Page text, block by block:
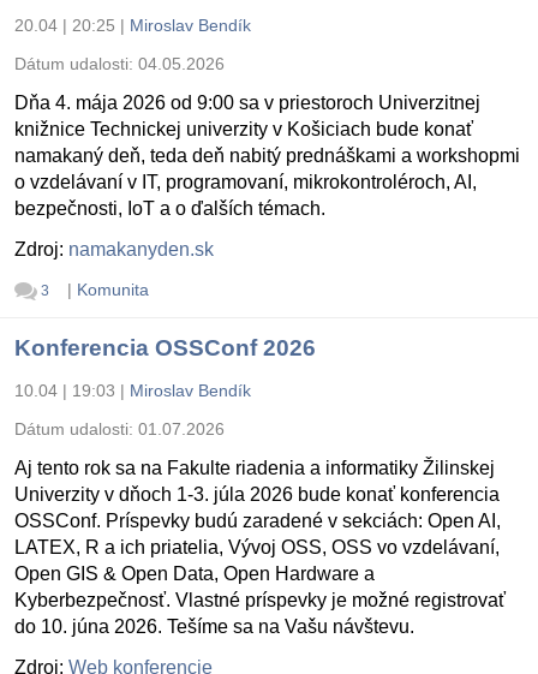
20.04 | 20:25 | Miroslav Bendík
Dátum udalosti: 04.05.2026
Dňa 4. mája 2026 od 9:00 sa v priestoroch Univerzitnej
knižnice Technickej univerzity v Košiciach bude konať
namakaný deň, teda deň nabitý prednáškami a workshopmi
o vzdelávaní v IT, programovaní, mikrokontroléroch, AI,
bezpečnosti, IoT a o ďalších témach.
Zdroj: namakanyden.sk
3 | Komunita
Konferencia OSSConf 2026
10.04 | 19:03 | Miroslav Bendík
Dátum udalosti: 01.07.2026
Aj tento rok sa na Fakulte riadenia a informatiky Žilinskej
Univerzity v dňoch 1-3. júla 2026 bude konať konferencia
OSSConf. Príspevky budú zaradené v sekciách: Open AI,
LATEX, R a ich priatelia, Vývoj OSS, OSS vo vzdelávaní,
Open GIS & Open Data, Open Hardware a
Kyberbezpečnosť. Vlastné príspevky je možné registrovať
do 10. júna 2026. Tešíme sa na Vašu návštevu.
Zdroj: Web konferencie